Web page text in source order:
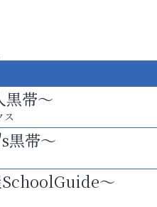
黒帯～
ス
黒帯～
SchoolGuide～